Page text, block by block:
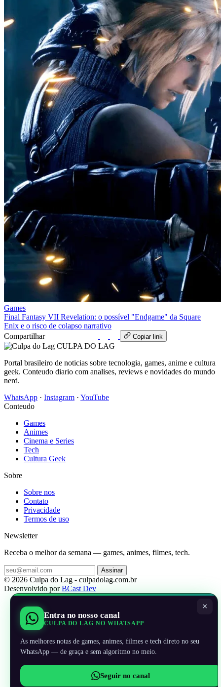
Games
Final Fantasy VII Revelation: o possível "Endgame" da Square
Enix e o risco de colapso narrativo
Compartilhar
Copiar link
CULPA DO LAG
Portal brasileiro de noticias sobre tecnologia, games, anime e cultura
geek. Conteudo diario com analises, reviews e novidades do mundo
nerd.
WhatsApp · Instagram · YouTube
Conteudo
Games
Animes
Cinema e Series
Tech
Cultura Geek
Sobre
Sobre nos
Contato
Privacidade
Termos de uso
Newsletter
Receba o melhor da semana — games, animes, filmes, tech.
Assinar
© 2026 Culpa do Lag - culpadolag.com.br
Desenvolvido porBCast Dev
×
Entra no nosso canal
CULPA DO LAG NO WHATSAPP
As melhores notas de games, animes, filmes e tech direto no seu
WhatsApp — de graça e sem algoritmo no meio.
Seguir no canal